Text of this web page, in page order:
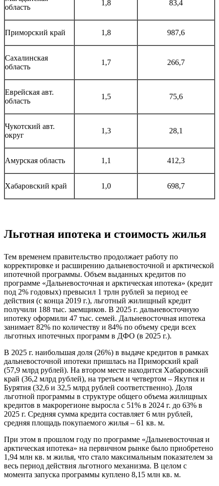
область
1,8 83,4
Приморский край 1,8 987,6
Сахалинская
область
1,7 266,7
Еврейская авт.
область
1,5 75,6
Чукотский авт.
округ
1,3 28,1
Амурская область 1,1 412,3
Хабаровский край 1,0 698,7
Льготная ипотека и стоимость жилья
Тем временем правительство продолжает работу по
корректировке и расширению дальневосточной и арктической
ипотечной программы. Объем выданных кредитов по
программе «Дальневосточная и арктическая ипотека» (кредит
под 2% годовых) превысил 1 трлн рублей за период ее
действия (с конца 2019 г.), льготный жилищный кредит
получили 188 тыс. заемщиков. В 2025 г. дальневосточную
ипотеку оформили 47 тыс. семей. Дальневосточная ипотека
занимает 82% по количеству и 84% по объему среди всех
льготных ипотечных программ в ДФО (в 2025 г.).
В 2025 г. наибольшая доля (26%) в выдаче кредитов в рамках
дальневосточной ипотеки пришлась на Приморский край
(57,9 млрд рублей). На втором месте находится Хабаровский
край (36,2 млрд рублей), на третьем и четвертом – Якутия и
Бурятия (32,6 и 32,5 млрд рублей соответственно). Доля
льготной программы в структуре общего объема жилищных
кредитов в макрорегионе выросла с 51% в 2024 г. до 63% в
2025 г. Средняя сумма кредита составляет 6 млн рублей,
средняя площадь покупаемого жилья – 61 кв. м.
При этом в прошлом году по программе «Дальневосточная и
арктическая ипотека» на первичном рынке было приобретено
1,94 млн кв. м жилья, что стало максимальным показателем за
весь период действия льготного механизма. В целом с
момента запуска программы куплено 8,15 млн кв. м.